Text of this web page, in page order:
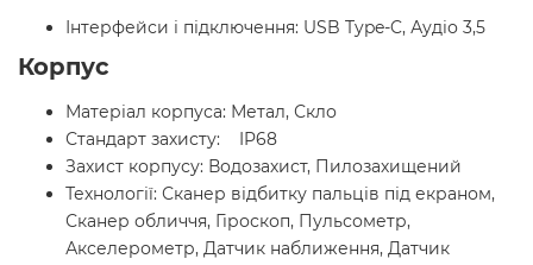
Інтерфейси і підключення: USB Type-C, Аудіо 3,5
Корпус
Матеріал корпуса: Метал, Скло
Стандарт захисту: IP68
Захист корпусу: Водозахист, Пилозахищений
Технології: Сканер відбитку пальців під екраном,
Сканер обличчя, Гіроскоп, Пульсометр,
Акселерометр, Датчик наближення, Датчик